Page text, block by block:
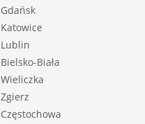
Gdańsk
Katowice
Lublin
Bielsko-Biała
Wieliczka
Zgierz
Częstochowa